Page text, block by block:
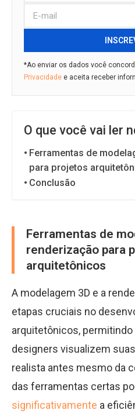
*Ao enviar os dados você
Privacidade e aceita receber
O que você vai ler
Ferramentas de
para projetos
Conclusão
Ferramentas de
renderização para
arquitetônicos
A modelagem 3D e a
etapas cruciais no
arquitetônicos,
designers visualizem
realista antes mesmo da
das ferramentas certas
significativamente a